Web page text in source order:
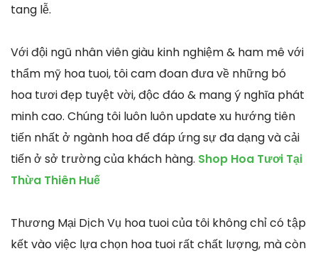
tang lễ.
Với đội ngũ nhân viên giàu kinh nghiệm & ham mê với
thẩm mỹ hoa tuoi, tôi cam đoan đưa về những bó
hoa tươi đẹp tuyệt vời, độc đáo & mang ý nghĩa phát
minh cao. Chúng tôi luôn luôn update xu hướng tiên
tiến nhất ở ngành hoa để đáp ứng sự đa dạng và cải
tiến ở sở trường của khách hàng. Shop Hoa Tươi Tại
Thừa Thiên Huế
Thương Mại Dịch Vụ hoa tuoi của tôi không chỉ có tập
kết vào việc lựa chọn hoa tuoi rất chất lượng, mà còn